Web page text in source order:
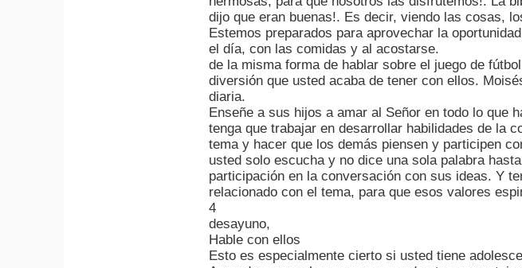
dijo que eran buenas!. Es decir, viendo las cosas,
Estemos preparados para aprovechar la
el día, con las comidas y al acostarse.
de la misma forma de hablar sobre el juego de
diversión que usted acaba de tener con ellos.
diaria.
Enseñe a sus hijos a amar al Señor en todo lo que
tenga que trabajar en desarrollar habilidades de la
tema y hacer que los demás piensen y participen
usted solo escucha y no dice una sola palabra
participación en la conversación con sus ideas. Y
relacionado con el tema, para que esos valores
4
desayuno,
Hable con ellos
Esto es especialmente cierto si usted tiene